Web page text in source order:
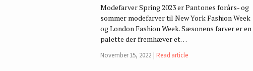
Modefarver Spring 2023 er Pantones forårs- og
sommer modefarver til New York Fashion Week
og London Fashion Week. Sæsonens farver er en
palette der fremhæver et…
November 15, 2022 Read article